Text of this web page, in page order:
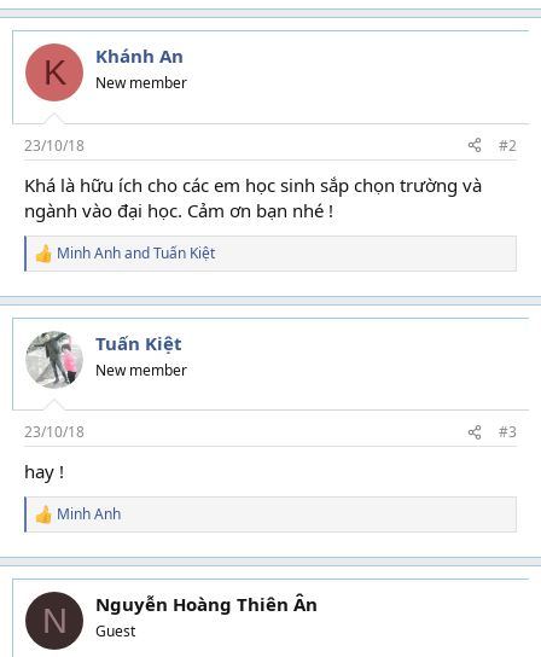
a
c
t
o
s
:
K Khánh An
New member
23/10/18 #2
Khá là hữu ích cho các em học sinh sắp chọn trường và
ngành vào đại học. Cảm ơn bạn nhé !
R
a
c
t
i
o
s
:
Minh AnhandTuấn Kiệt
Tuấn Kiệt
New member
23/10/18 #3
hay !
R
a
c
t
o
Minh Anh
N Nguyễn Hoàng Thiên Ân
Guest